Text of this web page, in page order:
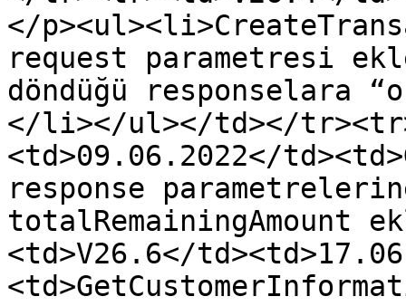
</
request parametresi
döndüğü responselara
</li></ul></td></
<td>09.06.2022</
response
totalRemainingAmount
<td>V26.6</